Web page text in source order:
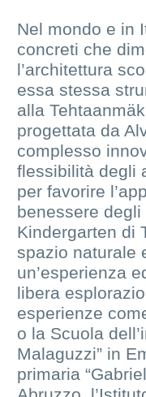
Nel mondo e in
concreti che
l’architettura
essa stessa
alla
progettata da
complesso
flessibilità degli
per favorire
benessere
Kindergarten di
spazio naturale
un’esperienza
libera
esperienze
o la Scuola
Malaguzzi” in
primaria